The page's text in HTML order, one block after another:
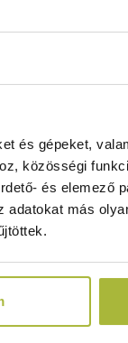
és gépeket,
közösségi
és elemező
más